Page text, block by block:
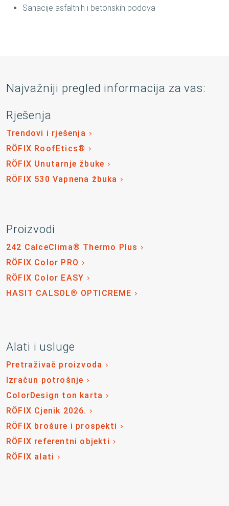
Sanacije asfaltnih i betonskih podova
Najvažniji pregled informacija za vas:
Rješenja
Trendovi i rješenja
RÖFIX RoofEtics®
RÖFIX Unutarnje žbuke
RÖFIX 530 Vapnena žbuka
Proizvodi
242 CalceClima® Thermo Plus
RÖFIX Color PRO
RÖFIX Color EASY
HASIT CALSOL® OPTICREME
Alati i usluge
Pretraživač proizvoda
Izračun potrošnje
ColorDesign ton karta
RÖFIX Cjenik 2026.
RÖFIX brošure i prospekti
RÖFIX referentni objekti
RÖFIX alati